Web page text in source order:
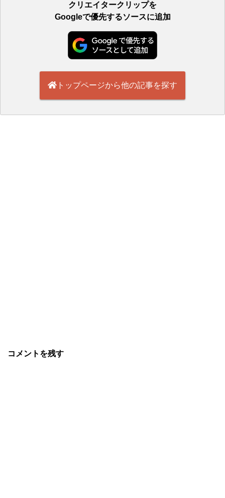
クリエイタークリップを
Googleで優先するソースに追加
トップページから他の記事を探す
コメントを残す